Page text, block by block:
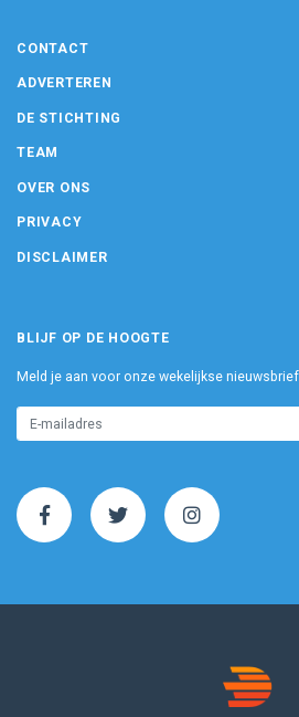
CONTACT
ADVERTEREN
DE STICHTING
TEAM
OVER ONS
PRIVACY
DISCLAIMER
BLIJF OP DE HOOGTE
Meld je aan voor onze wekelijkse